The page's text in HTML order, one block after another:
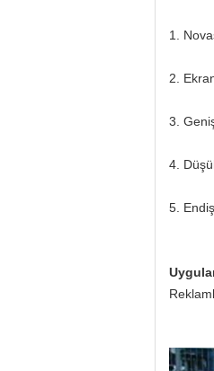
1.
2.
3.
4.
5.